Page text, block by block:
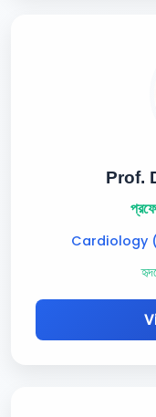
Prof.
Cardiology